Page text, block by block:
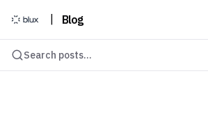
Blog
Search posts...